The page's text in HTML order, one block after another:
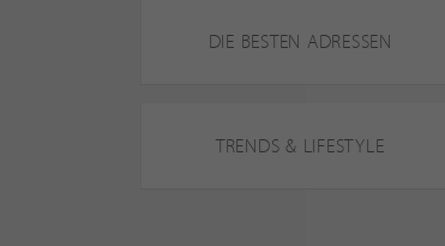
DIE BESTEN ADRESSEN
TRENDS & LIFESTYLE